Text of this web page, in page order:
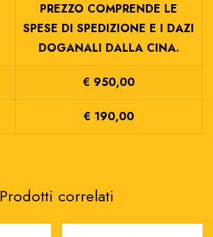
PREZZO COMPRENDE LE
SPESE DI SPEDIZIONE E I DAZI
DOGANALI DALLA CINA.
€ 950,00
€ 190,00
Prodotti correlati